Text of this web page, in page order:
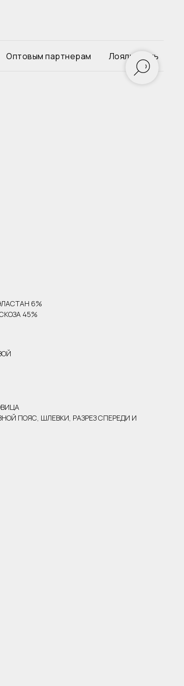
Оптовым партнерам Лояльность
6%
45%
ПОЯС, ШЛЕВКИ, РАЗРЕЗ СПЕРЕДИ И